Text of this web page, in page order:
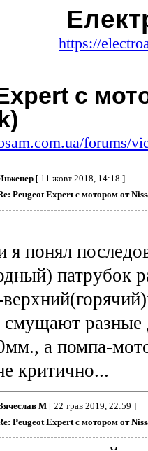
https://
с
forums/
[ 11 жовт 2018, 14:18 ]
Peugeot Expert с мотором от
я понял
патрубок
а помпа-
критично...
М[ 22 трав 2019, 22:59 ]
Peugeot Expert с мотором от